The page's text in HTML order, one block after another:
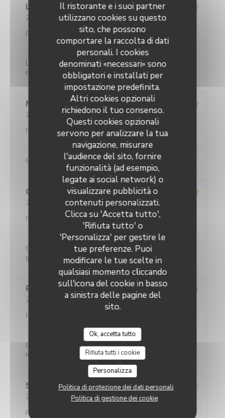
Il ristorante e i suoi partner
utilizzano cookies su questo
sito, che possono
comportare la raccolta di dati
personali. I cookies
denominati «necessari» sono
obbligatori e installati per
impostazione predefinita.
Altri cookies opzionali
richiedono il tuo consenso.
Questi cookies opzionali
servono per analizzare la tua
navigazione, misurare
l'audience del sito, fornire
funzionalità (ad esempio,
legate ai social network) o
visualizzare pubblicità o
contenuti personalizzati.
Clicca su 'Accetta tutto',
'Rifiuta tutto' o
'Personalizza' per gestire le
tue preferenze. Puoi
modificare le tue scelte in
qualsiasi momento cliccando
sull'icona del cookie in basso
a sinistra delle pagine del
sito.
Ok, accetta tutto
Rifiuta tutti i cookie
Personalizza
Politica di protezione dei dati personali
Politica di gestione dei cookie
Lucrece
M
2026-08-04- 19:30 - Ospiti 4
Atmosfera:5/5 Cucina:5
Prezzo
Un service efficace, des crêpes délicieuses aux
recettes variées pour un prix très raisonnable.
Maud
2026-08-01- 12:30 - Ospiti 5
/5 Atmosfera:5/5 Cucina:5/5 Qualità /
Prezzo
/5
Galettes et crêpes très généreuses (en garnitures)
Quentin
2026-07-31
- 20:00 - Ospiti 4
/5 Atmosfera : 5/5 Cucina: 5/5 Qualità /
Prezzo
Comme d'habitude ! Un vrai délice avec des portions
généreuses !
Pauline
A
2026-08-01 - 12:30 - Ospiti 3
5/5 Cucina
Prezzo
Comme d'habitude nous avons passé un très bon
moment, nous avons très bien mangé !
Sophie
W
2026-08-01
- 19:00 - Ospiti 4
:
Prezzo